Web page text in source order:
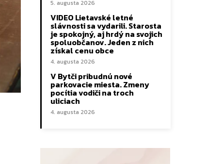
5. augusta 2026
VIDEO Lietavské letné
slávnosti sa vydarili. Starosta
je spokojný, aj hrdý na svojich
spoluobčanov. Jeden z nich
získal cenu obce
4. augusta 2026
V Bytči pribudnú nové
parkovacie miesta. Zmeny
pocítia vodiči na troch
uliciach
4. augusta 2026